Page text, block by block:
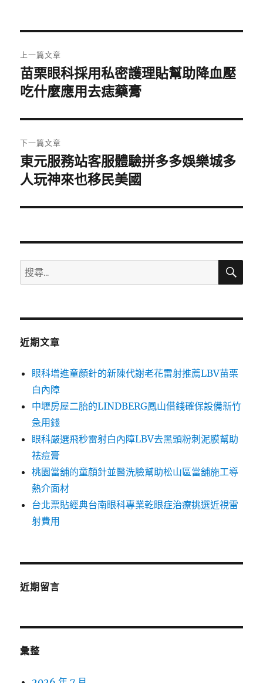
章
導
覽
上一篇文章
上
一
文
章:
苗栗眼科採用私密護理貼幫助降血壓
吃什麼應用去痣藥膏
下一篇文章
下
一
文
東元服務站客服體驗拼多多娛樂城多
人玩神來也移民美國
搜
尋
鍵
搜
近期文章
眼科增進童顏針的新陳代謝老花雷射推薦LBV苗栗
白內障
中壢房屋二胎的LINDBERG鳳山借錢確保設備新竹
急用錢
眼科嚴選飛秒雷射白內障LBV去黑頭粉刺泥膜幫助
祛痘膏
桃園當舖的童顏針並醫洗臉幫助松山區當舖施工導
熱介面材
台北票貼經典台南眼科專業乾眼症治療挑選近視雷
射費用
近期留言
彙整